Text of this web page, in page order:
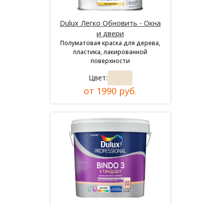
Dulux Легко Обновить - Окна
и двери
Полуматовая краска для дерева,
пластика, лакированной
поверхности
Цвет:
от 1990 руб.